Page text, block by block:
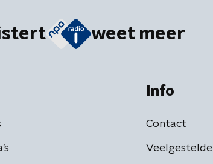
weet meer
Info
Contact